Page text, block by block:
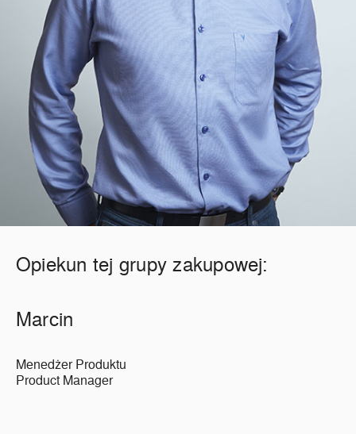
Opiekun tej grupy zakupowej:
Marcin
Menedżer Produktu
Product Manager